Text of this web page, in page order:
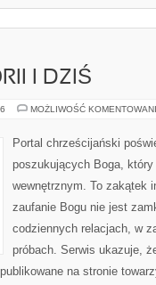
I DZIŚ
MOŻLIWOŚĆ
Portal chrześcijański
poszukujących Boga,
wewnętrznym. To zakątek
zaufanie Bogu nie jest
codziennych relacjach, w
próbach. Serwis ukazuje,
na stronie